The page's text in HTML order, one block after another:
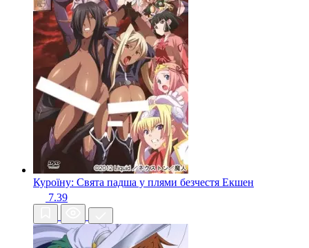
Куроїну: Свята падша у плями безчестя Екшен
7.39